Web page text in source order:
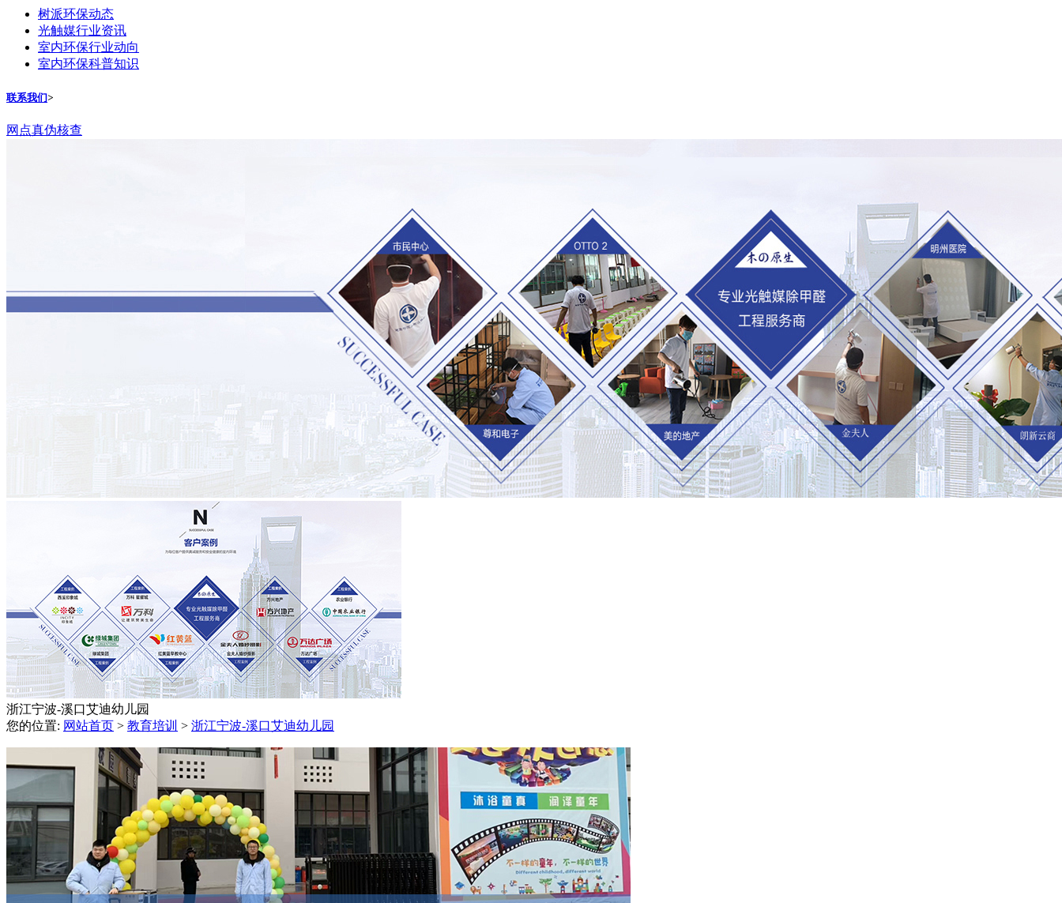
树派环保动态
光触媒行业资讯
室内环保行业动向
室内环保科普知识
联系我们>
网点真伪核查
浙江宁波-溪口艾迪幼儿园
您的位置: 网站首页 > 教育培训 > 浙江宁波-溪口艾迪幼儿园